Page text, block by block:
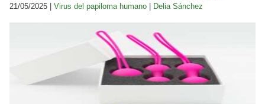
21/05/2025 | Virus del papiloma humano Delia Sánchez